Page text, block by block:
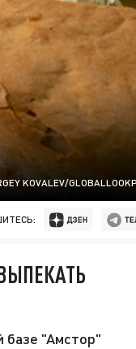
KOVALEV/
базе "Амстор"